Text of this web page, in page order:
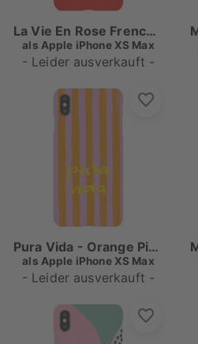
La Vie En Rose French Quote
als Apple iPhone XS Max
- Leider ausverkauft -
Pura Vida - Orange Pink Gestreift
als Apple iPhone XS Max
- Leider ausverkauft -